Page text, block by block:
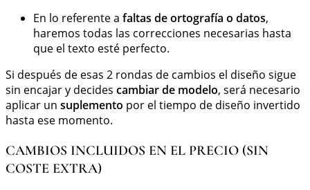
En lo referente a faltas de ortografía o datos,
haremos todas las correcciones necesarias hasta
que el texto esté perfecto.
Si después de esas 2 rondas de cambios el diseño sigue
sin encajar y decides cambiar de modelo, será necesario
aplicar un suplemento por el tiempo de diseño invertido
hasta ese momento.
CAMBIOS INCLUIDOS EN EL PRECIO (SIN
COSTE EXTRA)